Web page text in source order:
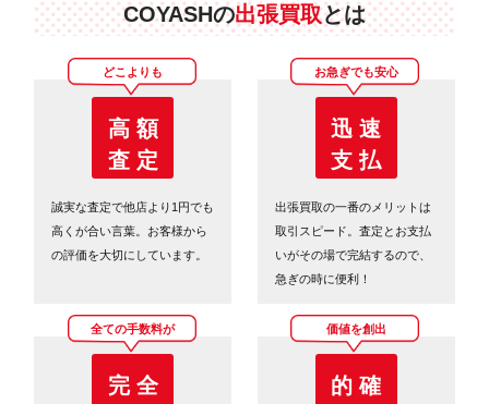
COYASHの出張買取とは
どこよりも
高 額
査 定
誠実な査定で他店より1円でも
高くが合い言葉。お客様から
の評価を大切にしています。
お急ぎでも安心
迅 速
支 払
出張買取の一番のメリットは
取引スピード。査定とお支払
いがその場で完結するので、
急ぎの時に便利！
全ての手数料が
完 全
価値を創出
的 確